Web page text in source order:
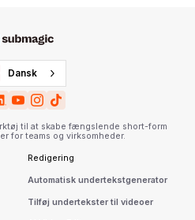
Dansk
til at skabe fængslende short-form
for teams og virksomheder.
Redigering
Automatisk undertekstgenerator
Tilføj undertekster til videoer